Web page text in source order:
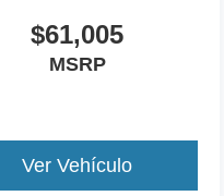
$61,005
MSRP
Ver Vehículo